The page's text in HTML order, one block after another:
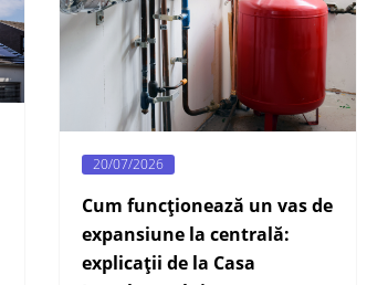
20/07/2026
Cum funcționează un vas de
expansiune la centrală:
explicații de la Casa